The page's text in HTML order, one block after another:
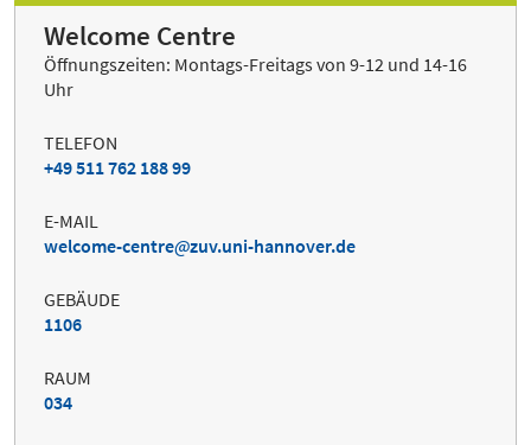
Welcome Centre
Öffnungszeiten: Montags-Freitags von 9-12 und 14-16
Uhr
TELEFON
+49 511 762 188 99
E-MAIL
welcome-centre
zuv.uni-hannover.de
GEBÄUDE
1106
RAUM
034